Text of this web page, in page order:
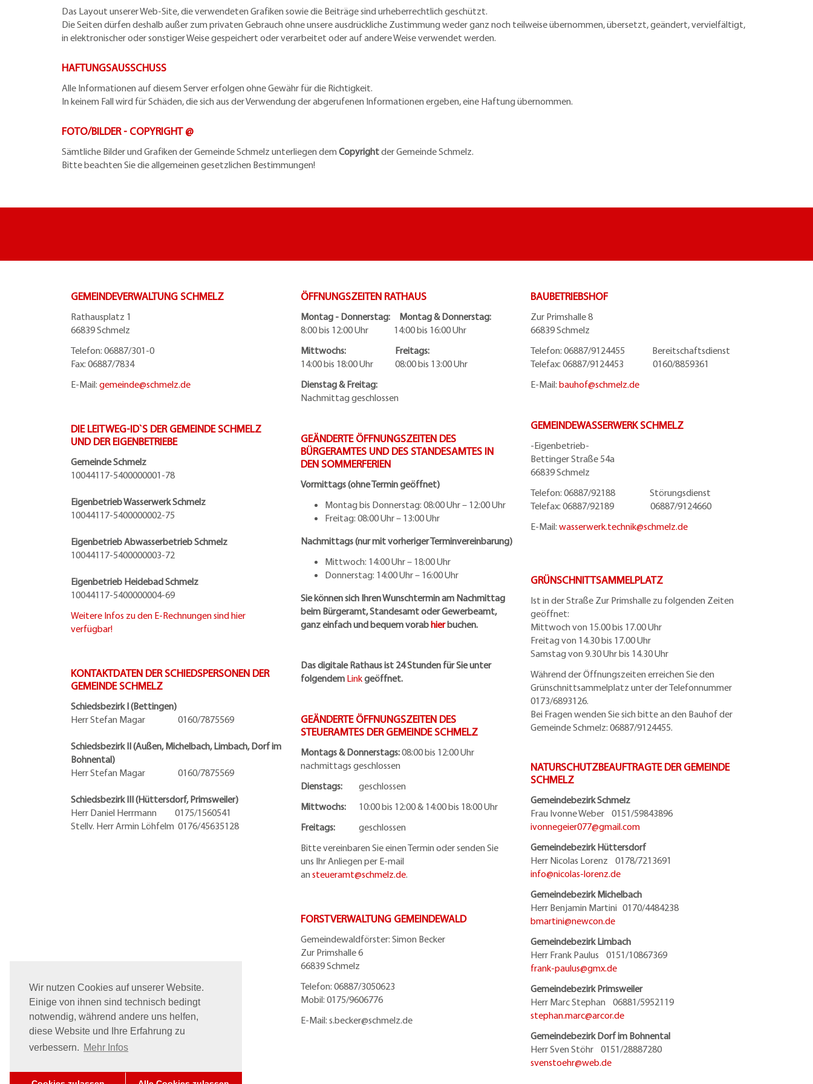
Wir nutzen Cookies auf unserer Website.
Einige von ihnen sind technisch bedingt
notwendig, während andere uns helfen,
diese Website und Ihre Erfahrung zu
verbessern. Mehr Infos
Das Layout unserer Web-Site, die verwendeten Grafiken sowie die Beiträge sind urheberrechtlich geschützt.
Die Seiten dürfen deshalb außer zum privaten Gebrauch ohne unsere ausdrückliche Zustimmung weder ganz noch teilweise übernommen, übersetzt, geändert, vervielfältigt,
in elektronischer oder sonstiger Weise gespeichert oder verarbeitet oder auf andere Weise verwendet werden.
HAFTUNGSAUSSCHUSS
Alle Informationen auf diesem Server erfolgen ohne Gewähr für die Richtigkeit.
In keinem Fall wird für Schäden, die sich aus der Verwendung der abgerufenen Informationen ergeben, eine Haftung übernommen.
FOTO/BILDER - COPYRIGHT @
Sämtliche Bilder und Grafiken der Gemeinde Schmelz unterliegen dem Copyrightder Gemeinde Schmelz.
Bitte beachten Sie die allgemeinen gesetzlichen Bestimmungen!
GEMEINDEVERWALTUNG SCHMELZ
Rathausplatz 1
66839 Schmelz
Telefon: 06887/301-0
Fax: 06887/7834
E-Mail: gemeinde@schmelz.de
DIE LEITWEG-ID`S DER GEMEINDE SCHMELZ
UND DER EIGENBETRIEBE
Gemeinde Schmelz
10044117-5400000001-78
Eigenbetrieb Wasserwerk Schmelz
10044117-5400000002-75
Eigenbetrieb Abwasserbetrieb Schmelz
10044117-5400000003-72
Eigenbetrieb Heidebad Schmelz
10044117-5400000004-69
Weitere Infos zu den E-Rechnungen sind hier
verfügbar!
KONTAKTDATEN DER SCHIEDSPERSONEN DER
GEMEINDE SCHMELZ
Schiedsbezirk I (Bettingen)
Herr Stefan Magar 0160/7875569
Schiedsbezirk II (Außen, Michelbach, Limbach, Dorf im
Bohnental)
Herr Stefan Magar 0160/7875569
Schiedsbezirk III (Hüttersdorf, Primsweiler)
Herr Daniel Herrmann 0175/1560541
Stellv. Herr Armin Löhfelm 0176/45635128
ÖFFNUNGSZEITEN RATHAUS
Montag - Donnerstag: Montag & Donnerstag:
8:00 bis 12:00 Uhr 14:00 bis 16:00 Uhr
Mittwochs: Freitags:
14:00 bis 18:00 Uhr 08:00 bis 13:00 Uhr
Dienstag & Freitag:
Nachmittag geschlossen
GEÄNDERTE ÖFFNUNGSZEITEN DES
BÜRGERAMTES UND DES STANDESAMTES IN
DEN SOMMERFERIEN
Vormittags (ohne Termin geöffnet)
Montag bis Donnerstag: 08:00 Uhr – 12:00 Uhr
Freitag: 08:00 Uhr – 13:00 Uhr
Nachmittags (nur mit vorheriger Terminvereinbarung)
Mittwoch: 14:00 Uhr – 18:00 Uhr
Donnerstag: 14:00 Uhr – 16:00 Uhr
Sie können sich Ihren Wunschtermin am Nachmittag
beim Bürgeramt, Standesamt oder Gewerbeamt,
ganz einfach und bequem vorabhierbuchen.
Das digitale Rathaus ist 24 Stunden für Sie unter
folgendem Linkgeöffnet.
GEÄNDERTE ÖFFNUNGSZEITEN DES
STEUERAMTES DER GEMEINDE SCHMELZ
Montags & Donnerstags:08:00 bis 12:00 Uhr
nachmittags geschlossen
Dienstags:
geschlossen
Mittwochs:
10:00 bis 12:00 & 14:00 bis 18:00 Uhr
Freitags:
geschlossen
Bitte vereinbaren Sie einen Termin oder senden Sie
uns Ihr Anliegen per E-mail
an steueramt@schmelz.de.
FORSTVERWALTUNG GEMEINDEWALD
Gemeindewaldförster: Simon Becker
Zur Primshalle 6
66839 Schmelz
Telefon: 06887/3050623
Mobil: 0175/9606776
E-Mail: s.becker@schmelz.de
BAUBETRIEBSHOF
Zur Primshalle 8
66839 Schmelz
Telefon: 06887/9124455 Bereitschaftsdienst
Telefax: 06887/9124453 0160/8859361
E-Mail: bauhof@schmelz.de
GEMEINDEWASSERWERK SCHMELZ
-Eigenbetrieb-
Bettinger Straße 54a
66839 Schmelz
Telefon: 06887/92188 Störungsdienst
Telefax: 06887/92189 06887/9124660
E-Mail: wasserwerk.technik@schmelz.de
GRÜNSCHNITTSAMMELPLATZ
Ist in der Straße Zur Primshalle zu folgenden Zeiten
geöffnet:
Mittwoch von 15.00 bis 17.00 Uhr
Freitag von 14.30 bis 17.00 Uhr
Samstag von 9.30 Uhr bis 14.30 Uhr
Während der Öffnungszeiten erreichen Sie den
Grünschnittsammelplatz unter der Telefonnummer
0173/6893126.
Bei Fragen wenden Sie sich bitte an den Bauhof der
Gemeinde Schmelz: 06887/9124455.
NATURSCHUTZBEAUFTRAGTE DER GEMEINDE
SCHMELZ
Gemeindebezirk Schmelz
Frau Ivonne Weber 0151/59843896
ivonnegeier077@gmail.com
Gemeindebezirk Hüttersdorf
Herr Nicolas Lorenz 0178/7213691
info@nicolas-lorenz.de
Gemeindebezirk Michelbach
Herr Benjamin Martini 0170/4484238
bmartini@newcon.de
Gemeindebezirk Limbach
Herr Frank Paulus 0151/10867369
frank-paulus@gmx.de
Gemeindebezirk Primsweiler
Herr Marc Stephan 06881/5952119
stephan.marc@arcor.de
Gemeindebezirk Dorf im Bohnental
Herr Sven Stöhr 0151/28887280
svenstoehr@web.de